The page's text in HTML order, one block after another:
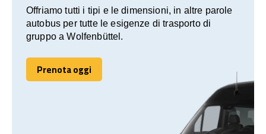
Offriamo tutti i tipi e le dimensioni, in altre parole
autobus per tutte le esigenze di trasporto di
gruppo a Wolfenbüttel.
Prenota oggi
Prenota oggi